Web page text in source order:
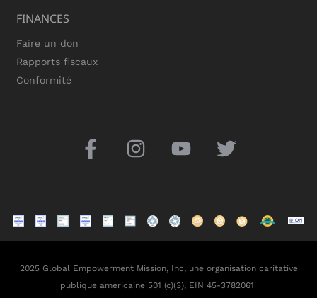
FINANCES
Faire un don
Rapports fiscaux
Conformité
2025 Global Empowerment Mission, Inc, une organisation caritative
publique américaine 501 (c)(3), EIN 45-3782061